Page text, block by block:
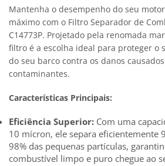
Mantenha o desempenho do seu
máximo com o Filtro Separador de
C14773P. Projetado pela renomada
filtro é a escolha ideal para proteger o
do seu barco contra os danos
contaminantes.
Características Principais:
Eficiência Superior: Com uma
10 mícron, ele separa eficientemente
98% das pequenas partículas,
combustível limpo e puro chegue ao